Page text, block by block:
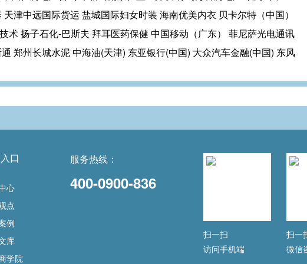
津中远国际货运 盐城国际妇女时装 海南优美内衣 贝卡尔特（中国）
术 扬子石化-巴斯夫 拜耳医药保健 中国移动（广东） 菲尼萨光电通讯
郑州长城水泥 中海油(天津) 东亚银行(中国) 大众汽车金融(中国) 东风
口
心
点
例
库
学院
服务热线：
400-0900-836
扫一扫
访问手机端
扫一
微信